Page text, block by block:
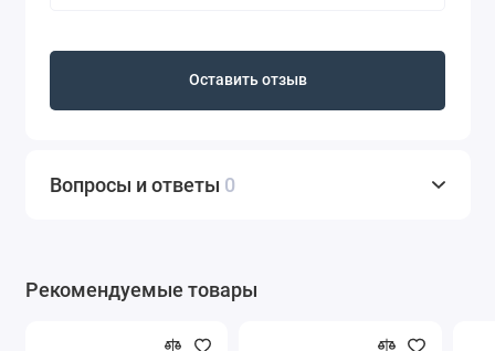
Оставить отзыв
Вопросы и ответы 0
Рекомендуемые товары